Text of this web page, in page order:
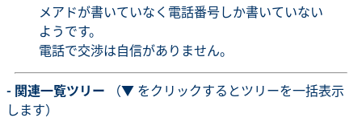
メアドが書いていなく電話番号しか書いていない
ようです。
電話で交渉は自信がありません。
- 関連一覧ツリー （▼ をクリックするとツリーを一括表示
します）